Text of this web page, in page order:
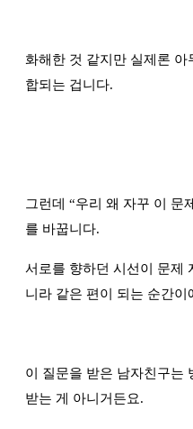
화해한 것 같지만 실제론
합되는 겁니다.
그런데 “우리 왜 자꾸 이 문
를 바꿉니다.
서로를 향하던 시선이 문제
니라 같은 편이 되는 순간이
이 질문을 받은 남자친구는
받는 게 아니거든요.